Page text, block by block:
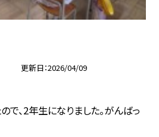
更新日 2026/04/09
で、2年生になりました。がんばっ